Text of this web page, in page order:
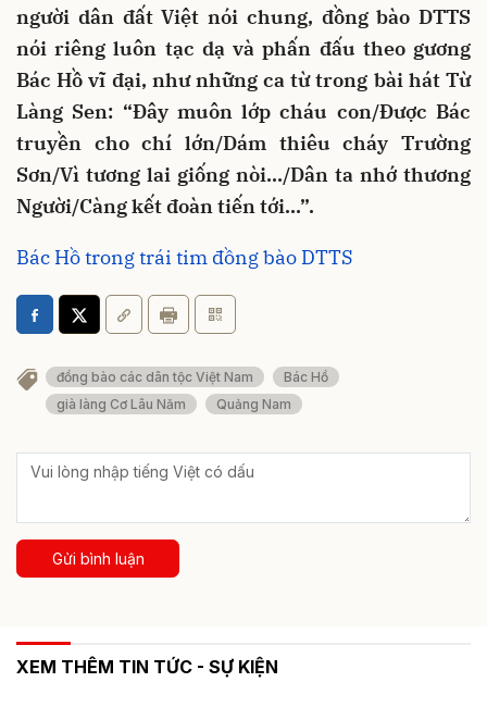
người dân đất Việt nói chung, đồng bào DTTS
nói riêng luôn tạc dạ và phấn đấu theo gương
Bác Hồ vĩ đại, như những ca từ trong bài hát Từ
Làng Sen: “Đây muôn lớp cháu con/Được Bác
truyền cho chí lớn/Dám thiêu cháy Trường
Sơn/Vì tương lai giống nòi…/Dân ta nhớ thương
Người/Càng kết đoàn tiến tới…”.
Bác Hồ trong trái tim đồng bào DTTS
đồng bào các dân tộc Việt Nam
Bác Hồ
già làng Cơ Lâu Năm
Quảng Nam
Gửi bình luận
XEM THÊM TIN TỨC - SỰ KIỆN